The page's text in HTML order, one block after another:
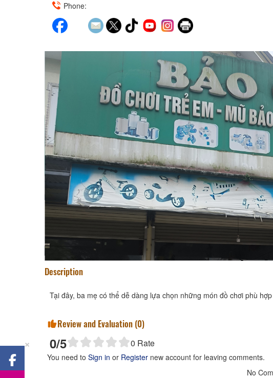
Phone:
Description
Tại đây, ba mẹ có thể dễ dàng lựa chọn những món đồ chơi phù
Review and Evaluation (0)
0/5 0 Rate
You need to Sign in or Register new account for leaving comments.
No
×